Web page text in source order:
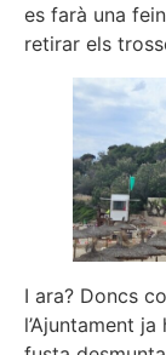
es farà una
retirar els
I ara? Doncs
l’Ajuntament